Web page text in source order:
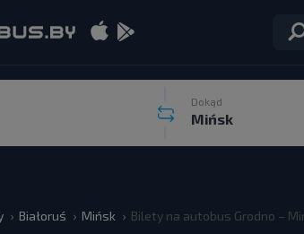
Dokąd
Białoruś Mińsk Bilety na autobus Grodno –